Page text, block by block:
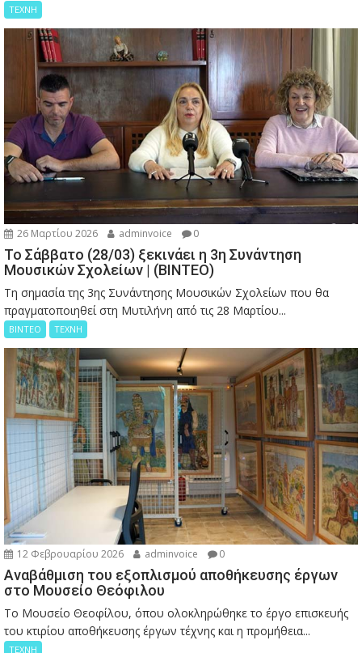
ΤΕΧΝΗ
26 Μαρτίου 2026 adminvoice 0
Το Σάββατο (28/03) ξεκινάει η 3η Συνάντηση
Μουσικών Σχολείων | (ΒΙΝΤΕΟ)
Τη σημασία της 3ης Συνάντησης Μουσικών Σχολείων που θα
πραγματοποιηθεί στη Μυτιλήνη από τις 28 Μαρτίου...
ΒΙΝΤΕΟ ΤΕΧΝΗ
12 Φεβρουαρίου 2026 adminvoice 0
Αναβάθμιση του εξοπλισμού αποθήκευσης έργων
στο Μουσείο Θεόφιλου
Το Μουσείο Θεοφίλου, όπου ολοκληρώθηκε το έργο επισκευής
του κτιρίου αποθήκευσης έργων τέχνης και η προμήθεια...
ΤΕΧΝΗ